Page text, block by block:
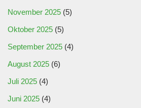
November 2025 (5)
Oktober 2025 (5)
September 2025 (4)
August 2025 (6)
Juli 2025 (4)
Juni 2025 (4)